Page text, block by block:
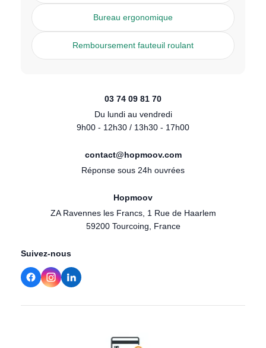
Bureau ergonomique
Remboursement fauteuil roulant
03 74 09 81 70
Du lundi au vendredi
9h00 - 12h30 / 13h30 - 17h00
contact@hopmoov.com
Réponse sous 24h ouvrées
Hopmoov
ZA Ravennes les Francs, 1 Rue de Haarlem
59200 Tourcoing, France
Suivez-nous